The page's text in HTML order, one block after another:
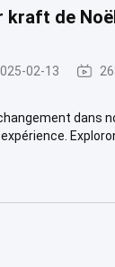
kraft de
02-13
dans